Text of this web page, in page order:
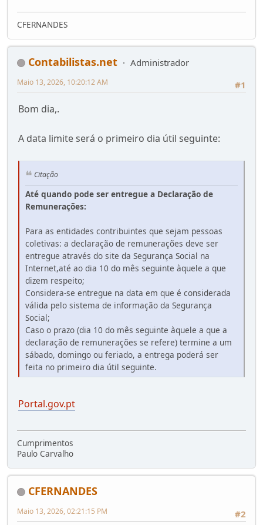
CFERNANDES
Contabilistas.net
Administrador
#1
Maio 13, 2026, 10:20:12 AM
Bom dia,.
A data limite será o primeiro dia útil seguinte:
Citação
Até quando pode ser entregue a Declaração de
Remunerações:
Para as entidades contribuintes que sejam pessoas
coletivas: a declaração de remunerações deve ser
entregue através do site da Segurança Social na
Internet,até ao dia 10 do mês seguinte àquele a que
dizem respeito;
Considera-se entregue na data em que é considerada
válida pelo sistema de informação da Segurança
Social;
Caso o prazo (dia 10 do mês seguinte àquele a que a
declaração de remunerações se refere) termine a um
sábado, domingo ou feriado, a entrega poderá ser
feita no primeiro dia útil seguinte.
Portal.gov.pt
Cumprimentos
Paulo Carvalho
CFERNANDES
#2
Maio 13, 2026, 02:21:15 PM